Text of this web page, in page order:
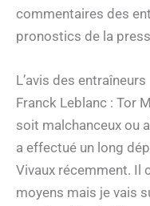
commentaires des
pronostics de la
L’avis des entraîneurs
Franck Leblanc : Tor
soit malchanceux ou
a effectué un long
Vivaux récemment. Il
moyens mais je vais